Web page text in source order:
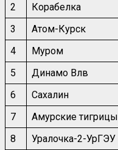
2
Корабелка
3
Атом-Курск
4
Муром
5
Динамо Влв
6
Сахалин
7
Амурские тигрицы
8
Уралочка-2-УрГЭУ